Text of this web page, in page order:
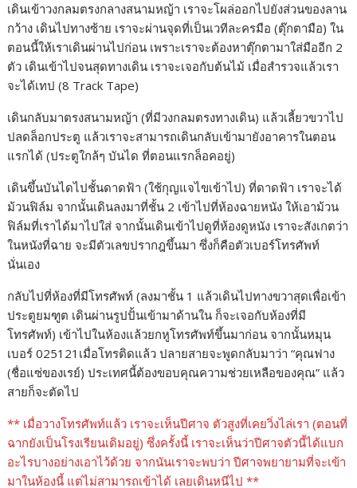
เดินเข้าวงกลมตรงกลางสนามหญ้า เราจะโผล่ออกไปยังส่วนของลาน
กว้าง เดินไปทางซ้าย เราจะผ่านจุดที่เป็นเวทีละครมือ (ตุ๊กตามือ) ใน
ตอนนี้ให้เราเดินผ่านไปก่อน เพราะเราจะต้องหาตุ๊กตามาใส่มืออีก 2
ตัว เดินเข้าไปจนสุดทางเดิน เราจะเจอกับต้นไม้ เมื่อสำรวจแล้วเรา
จะได้เทป (8 Track Tape)
เดินกลับมาตรงสนามหญ้า (ที่มีวงกลมตรงทางเดิน) แล้วเลี้ยวขวาไป
ปลดล็อกประตู แล้วเราจะสามารถเดินกลับเข้ามายังอาคารในตอน
แรกได้ (ประตูใกล้ๆ บันได ที่ตอนแรกล็อคอยู่)
เดินขึ้นบันไดไปชั้นดาดฟ้า (ใช้กุญแจไขเข้าไป) ที่ดาดฟ้า เราจะได้
ม้วนฟิล์ม จากนั้นเดินลงมาที่ชั้น 2 เข้าไปที่ห้องฉายหนัง ให้เอาม้วน
ฟิล์มที่เราได้มาไปใส่ จากนั้นเดินเข้าไปดูที่ห้องดูหนัง เราจะสังเกตว่า
ในหนังที่ฉาย จะมีตัวเลขปรากฎขึ้นมา ซึ่งก็คือตัวเบอร์โทรศัพท์
นั่นเอง
กลับไปที่ห้องที่มีโทรศัพท์ (ลงมาชั้น 1 แล้วเดินไปทางขวาสุดเพื่อเข้า
ประตูยมฑูต เดินผ่านรูปปั้นเข้ามาด้านใน ก็จะเจอกับห้องที่มี
โทรศัพท์) เข้าไปในห้องแล้วยกหูโทรศัพท์ขึ้นมาก่อน จากนั้นหมุน
เบอร์ 025121เมื่อโทรติดแล้ว ปลายสายจะพูดกลับมาว่า “คุณฟาง
(ชื่อแซ่ของเรย์) ประเทศนี้ต้องขอบคุณความช่วยเหลือของคุณ” แล้ว
สายก็จะตัดไป
** เมื่อวางโทรศัพท์แล้ว เราจะเห็นปีศาจ ตัวสูงที่เคยวิ่งไล่เรา (ตอนที่
ฉากยังเป็นโรงเรียนเดิมอยู่) ซึ่งครั้งนี้ เราจะเห็นว่าปีศาจตัวนี้ได้แบก
อะไรบางอย่างเอาไว้ด้วย จากนันเราจะพบว่า ปีศาจพยายามที่จะเข้า
มาในห้องนี้ แต่ไม่สามารถเข้าได้ เลยเดินหนีไป **